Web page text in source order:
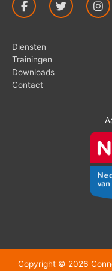
Diensten
Trainingen
Downloads
Contact
Copyright © 2026